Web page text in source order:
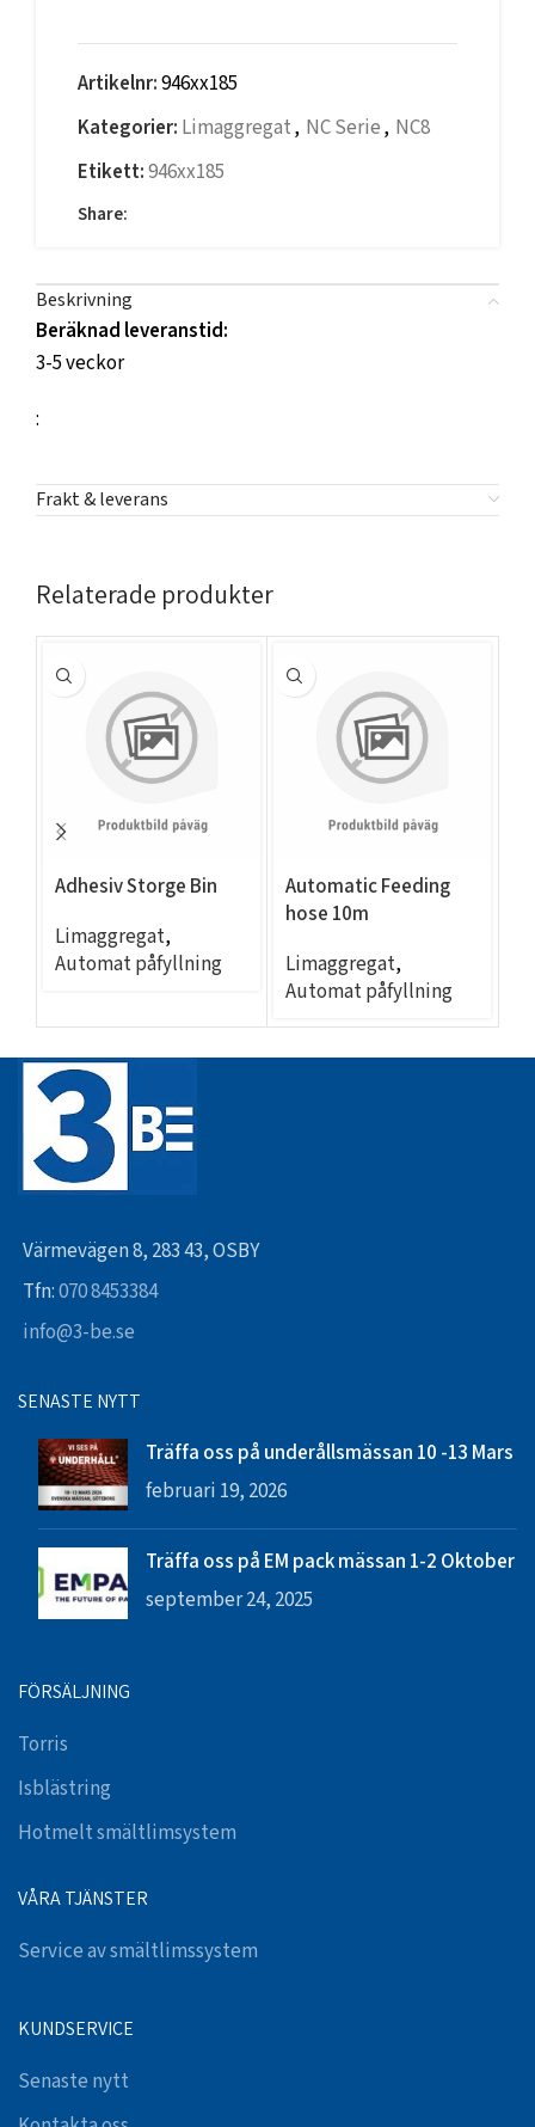
Artikelnr:946xx185
Kategorier: Limaggregat, NC Serie, NC8
Etikett:946xx185
Share:
Beskrivning
Beräknad leveranstid:
3-5 veckor
:
Frakt & leverans
Relaterade produkter
Adhesiv Storge Bin
Limaggregat,
Automat påfyllning
Automatic Feeding
hose 10m
Limaggregat,
Automat påfyllning
Värmevägen 8, 283 43, OSBY
Tfn:070 8453384
info@3-be.se
SENASTE NYTT
Träffa oss på underållsmässan 10 -13 Mars
februari 19, 2026
Träffa oss på EM pack mässan 1-2 Oktober
september 24, 2025
FÖRSÄLJNING
Torris
Isblästring
Hotmelt smältlimsystem
VÅRA TJÄNSTER
Service av smältlimssystem
KUNDSERVICE
Senaste nytt